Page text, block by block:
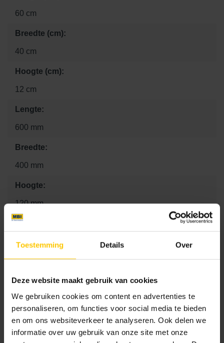
Toestemming Details Over
Deze website maakt gebruik van cookies
We gebruiken cookies om content en advertenties te
personaliseren, om functies voor social media te bieden
en om ons websiteverkeer te analyseren. Ook delen we
informatie over uw gebruik van onze site met onze
60 cm
Breedte (cm):
40 cm
Hoogte (cm):
12 cm
Lengte:
600 mm
Breedte:
400 mm
Hoogte:
120 mm
Textuur:
Basic
Kleurcode:
A00
Maat